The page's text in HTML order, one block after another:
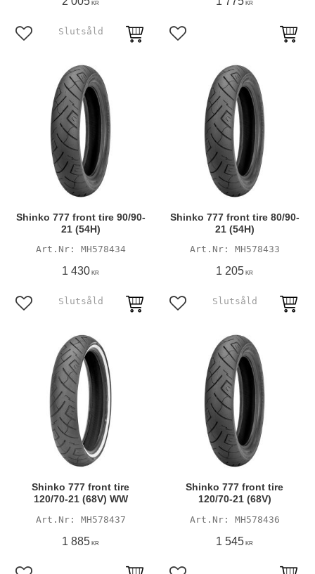
KR
Lägg till i favoriter
KR
Lägg till i favoriter
Shinko 777 front tire 90/90-
21 (54H)
MH578434
1 430 KR
Lägg till i favoriter
Shinko 777 front tire 80/90-
21 (54H)
MH578433
1 205 KR
Lägg till i favoriter
Shinko 777 front tire
120/70-21 (68V) WW
MH578437
1 885 KR
Shinko 777 front tire
120/70-21 (68V)
MH578436
1 545 KR